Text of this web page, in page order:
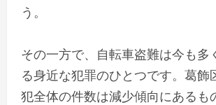
う。
その一方で、自転車盗難は今も多
る身近な犯罪のひとつです。葛飾
犯全体の件数は減少傾向にあるも